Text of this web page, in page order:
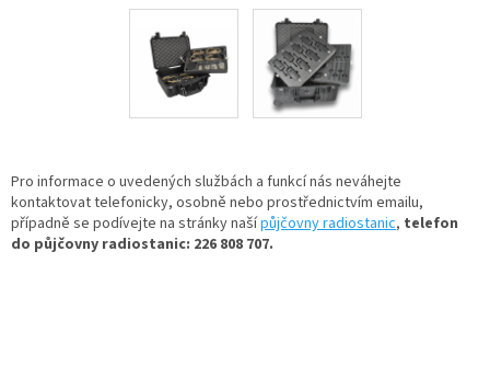
Pro informace o uvedených službách a funkcí nás neváhejte
kontaktovat telefonicky, osobně nebo prostřednictvím emailu,
případně se podívejte na stránky našípůjčovny radiostanic, telefon
do půjčovny radiostanic: 226 808 707.